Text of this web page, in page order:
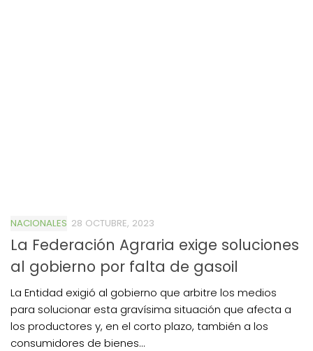
NACIONALES 28 OCTUBRE, 2023
La Federación Agraria exige soluciones
al gobierno por falta de gasoil
La Entidad exigió al gobierno que arbitre los medios
para solucionar esta gravísima situación que afecta a
los productores y, en el corto plazo, también a los
consumidores de bienes...